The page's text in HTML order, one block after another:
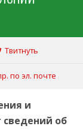
Твитнуть
по эл. почте
и
об